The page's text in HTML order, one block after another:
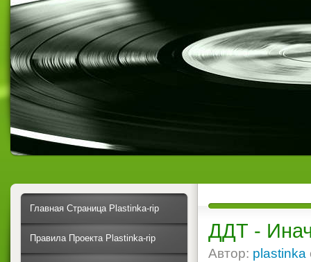
ДДТ -
Автор: plastinka
Главная Страница Plastinka-rip
Правила Проекта Plastinka-rip